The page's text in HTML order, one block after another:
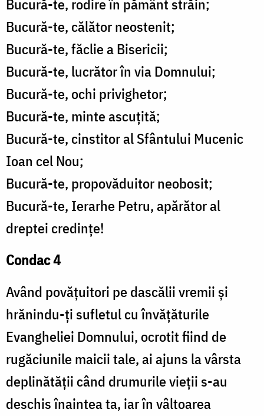
Bucură-te, rodire în pământ străin;
Bucură-te, călător neostenit;
Bucură-te, făclie a Bisericii;
Bucură-te, lucrător în via Domnului;
Bucură-te, ochi privighetor;
Bucură-te, minte ascuțită;
Bucură-te, cinstitor al Sfântului Mucenic
Ioan cel Nou;
Bucură-te, propovăduitor neobosit;
Bucură-te, Ierarhe Petru, apărător al
dreptei credințe!
Condac 4
Având povățuitori pe dascălii vremii și
hrănindu-ți sufletul cu învățăturile
Evangheliei Domnului, ocrotit fiind de
rugăciunile maicii tale, ai ajuns la vârsta
deplinătății când drumurile vieții s-au
deschis înaintea ta, iar în vâltoarea